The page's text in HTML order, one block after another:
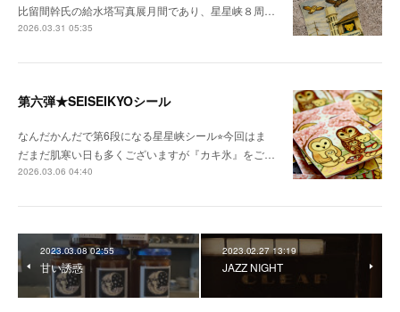
比留間幹氏の給水塔写真展月間であり、星星峡８周…
2026.03.31 05:35
第六弾★SEISEIKYOシール
なんだかんだで第6段になる星星峡シール⭐︎今回はま
だまだ肌寒い日も多くございますが『カキ氷』をご…
2026.03.06 04:40
2023.03.08 02:55
甘い誘惑
2023.02.27 13:19
JAZZ NIGHT